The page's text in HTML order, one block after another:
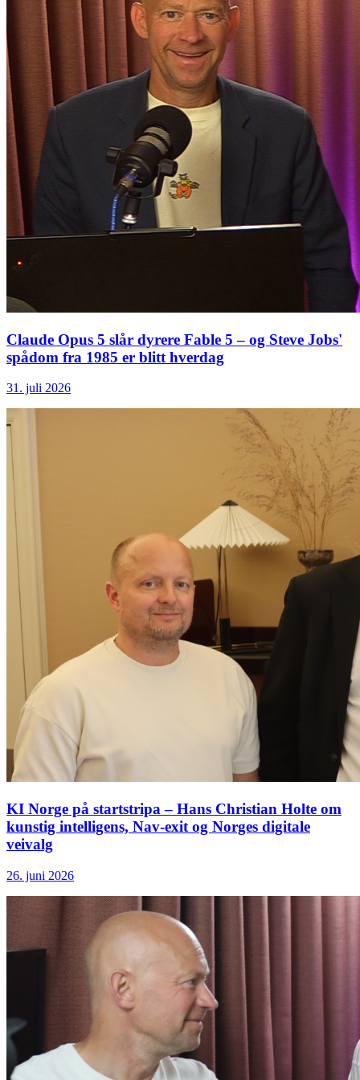
Claude Opus 5 slår dyrere Fable 5 – og Steve Jobs'
spådom fra 1985 er blitt hverdag
31. juli 2026
KI Norge på startstripa – Hans Christian Holte om
kunstig intelligens, Nav-exit og Norges digitale
veivalg
26. juni 2026